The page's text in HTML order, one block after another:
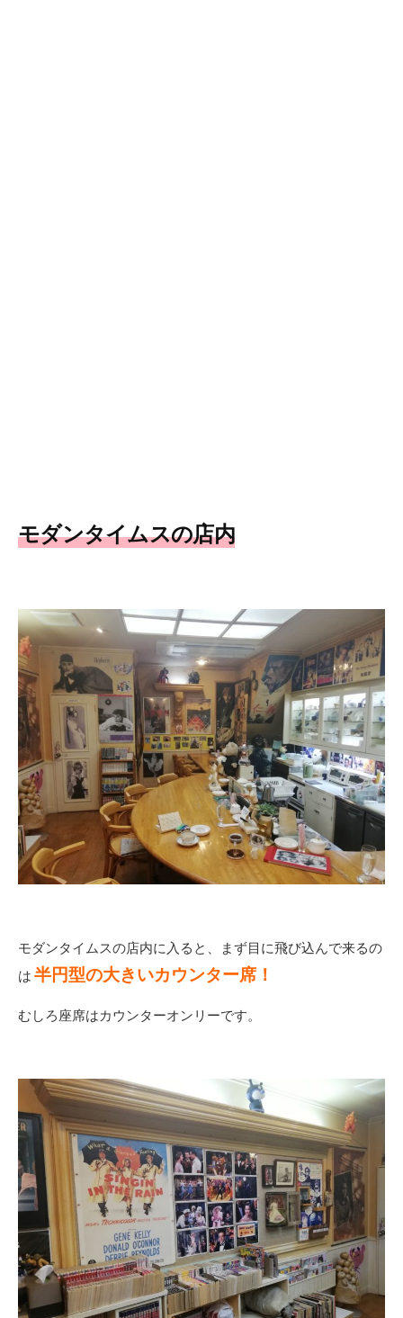
モダンタイムスの店内
モダンタイムスの店内に入ると、まず目に飛び込んで来るの
は 半円型の大きいカウンター席！
むしろ座席はカウンターオンリーです。